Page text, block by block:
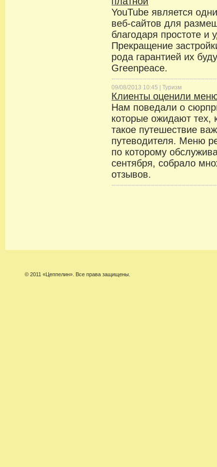
YouTube является
веб-сайтов для
благодаря простоте и
Прекращение
рода гарантией их
Greenpeace.
09/08/2013 10:45 |Туризм
Клиенты оценили
Нам поведали о
которые ожидают тех,
такое путешествие
путеводителя. Меню
по которому
сентября, собрало
отзывов.
© 2011 «Цеппелин». Все права защищены.